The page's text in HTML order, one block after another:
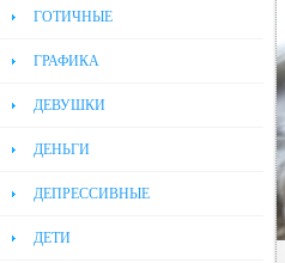
ГОТИЧНЫЕ
ГРАФИКА
ДЕВУШКИ
ДЕНЬГИ
ДЕПРЕССИВНЫЕ
ДЕТИ